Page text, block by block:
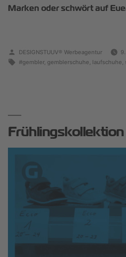
Marken oder schwört auf
DESIGNSTUUV® Werbeagentur
#gembler, gemblerschuhe laufschuhe